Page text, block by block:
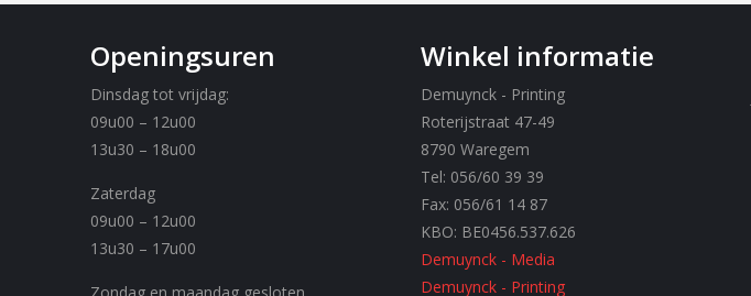
Openingsuren
Dinsdag tot vrijdag:
09u00 – 12u00
13u30 – 18u00
Zaterdag
09u00 – 12u00
13u30 – 17u00
Winkel informatie
Demuynck - Printing
Roterijstraat 47-49
8790 Waregem
Tel: 056/60 39 39
Fax: 056/61 14 87
KBO: BE0456.537.626
Demuynck - Media
Demuynck - Printing